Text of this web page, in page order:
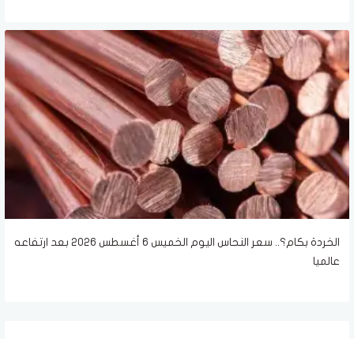
الخردة بكام؟.. سعر النحاس اليوم الخميس 6 أغسطس 2026 بعد ارتفاعه
عالميا